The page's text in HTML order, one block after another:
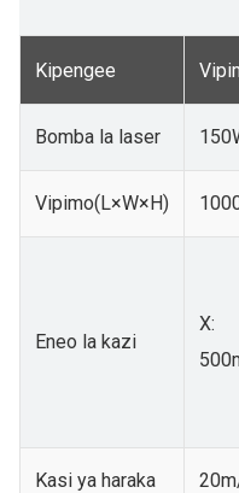
Kipengee
Bomba la laser
Vipimo(L×W×H)
Eneo la kazi
X:
Kasi ya haraka